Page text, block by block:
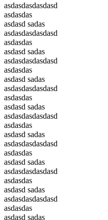
asdasdasdasdasd
asdasdas
asdasd sadas
asdasdasdasdasd
asdasdas
asdasd sadas
asdasdasdasdasd
asdasdas
asdasd sadas
asdasdasdasdasd
asdasdas
asdasd sadas
asdasdasdasdasd
asdasdas
asdasd sadas
asdasdasdasdasd
asdasdas
asdasd sadas
asdasdasdasdasd
asdasdas
asdasd sadas
asdasdasdasdasd
asdasdas
asdasd sadas